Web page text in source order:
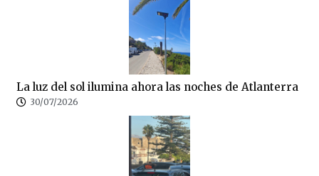
La luz del sol ilumina ahora las noches de Atlanterra
30/07/2026